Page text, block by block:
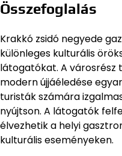
Összefoglalás
Krakkó zsidó negyede
különleges kulturális
látogatókat. A városrész
modern újjáéledése
turisták számára
nyújtson. A látogatók
élvezhetik a helyi
kulturális eseményeken.